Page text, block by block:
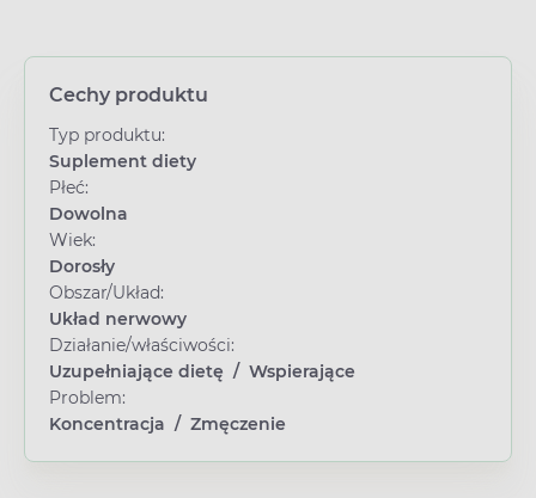
Cechy produktu
Typ produktu:
Suplement diety
Płeć:
Dowolna
Wiek:
Dorosły
Obszar/Układ:
Układ nerwowy
Działanie/właściwości:
Uzupełniające dietę / Wspierające
Problem:
Koncentracja / Zmęczenie